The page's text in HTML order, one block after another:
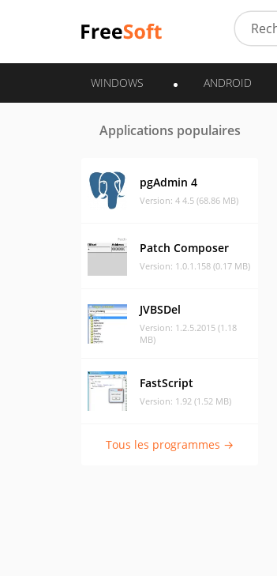
WINDOWS ANDROID
Applications populaires
pgAdmin 4
Version: 4 4.5 (68.86 MB)
Patch Composer
Version: 1.0.1.158 (0.17 MB)
JVBSDel
Version: 1.2.5.2015 (1.18
MB)
FastScript
Version: 1.92 (1.52 MB)
Tous les programmes →